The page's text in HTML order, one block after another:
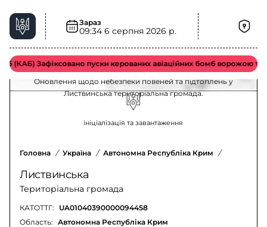
Зараз
09:34 6 серпня 2026 р.
Зафіксовано пуски керованих авіаційних бомб ворожою
Небезпека повеней та підтоплень у
Листвинська територіальна громада –
актуальна ситуація
Оновлення щодо небезпеки повеней та підтоплень у
Листвинська територіальна громада.
ініціалізація та завантаження
Головна / Україна / Автономна Республіка Крим /
Листвинська
Територіальна громада
КАТОТТГ: UA01040390000094458
Область: Автономна Республіка Крим